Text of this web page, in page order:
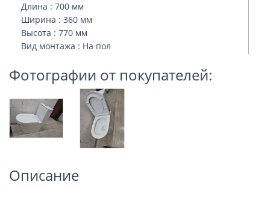
Длина : 700 мм
Ширина : 360 мм
Высота : 770 мм
Вид монтажа : На пол
Фотографии от покупателей:
Описание